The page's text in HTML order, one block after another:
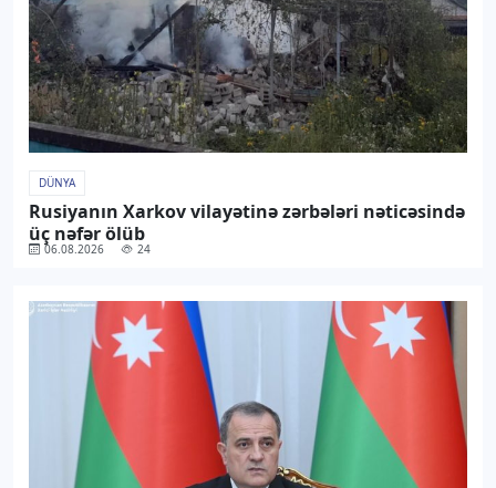
DÜNYA
Rusiyanın Xarkov vilayətinə zərbələri nəticəsində
üç nəfər ölüb
06.08.2026 24